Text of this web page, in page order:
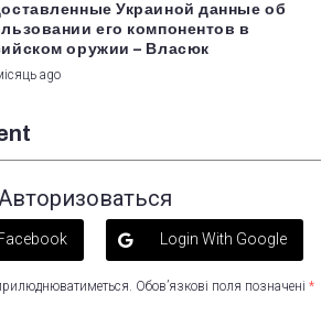
Украиной данные об
его компонентов в
оружии – Власюк
ago
Login With Google
Обов’язкові поля позначені *